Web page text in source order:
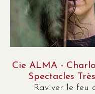
Cie ALMA -
Spectacles
Raviver le feu